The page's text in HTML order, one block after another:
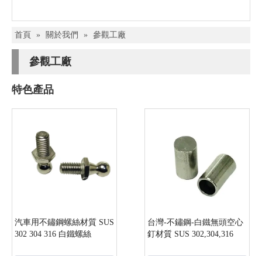
首頁 » 關於我們 » 參觀工廠
參觀工廠
特色產品
汽車用不鏽鋼螺絲材質 SUS
302 304 316 白鐵螺絲
台灣-不鏽鋼-白鐵無頭空心
釘材質 SUS 302,304,316